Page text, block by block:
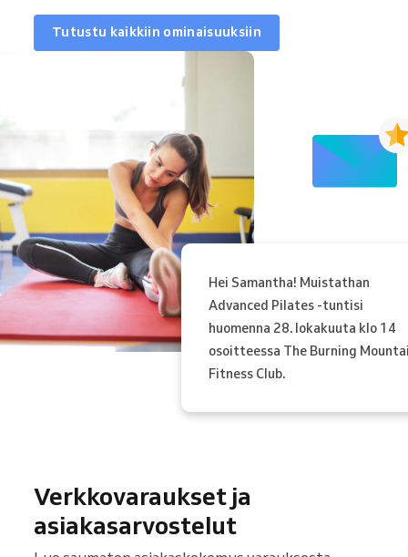
Hei Samantha! Muistathan
Advanced Pilates -tuntisi
huomenna 28. lokakuuta klo 14
osoitteessa The Burning
Fitness Club.
Tutustu kaikkiin ominaisuuksiin
Verkkovaraukset ja
asiakasarvostelut